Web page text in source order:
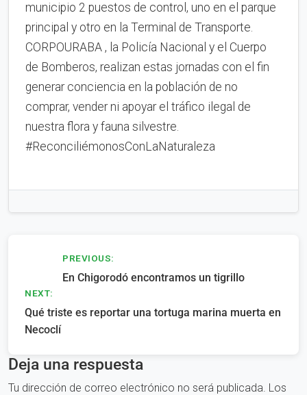
municipio 2 puestos de control, uno en el parque
principal y otro en la Terminal de Transporte.
CORPOURABA , la Policía Nacional y el Cuerpo
de Bomberos, realizan estas jornadas con el fin
generar conciencia en la población de no
comprar, vender ni apoyar el tráfico ilegal de
nuestra flora y fauna silvestre.
#ReconciliémonosConLaNaturaleza
Navegación
entradas
PREVIOUS:
En Chigorodó encontramos un tigrillo
NEXT:
Qué triste es reportar una tortuga marina muerta en
Necoclí
Deja una respuesta
Tu dirección de correo electrónico no será publicada. Los